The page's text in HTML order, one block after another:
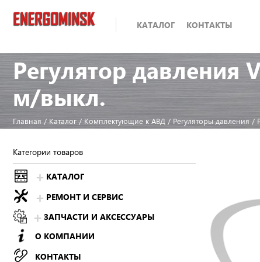
КАТАЛОГ КОНТАКТЫ
Регулятор давления
м/выкл.
Главная / Каталог / Комплектующие к АВД / Регуляторы давления /
Категории товаров
КАТАЛОГ
РЕМОНТ И СЕРВИС
ЗАПЧАСТИ И АКСЕССУАРЫ
О КОМПАНИИ
КОНТАКТЫ